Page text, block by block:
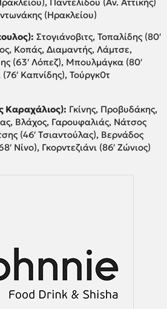
(Ηρακλείου)
Στογιάνοβιτς, Τοπαλίδης (80′
Κοπάς, Διαμαντής, Λάμτσε,
(63′ Λόπεζ), Μπουλμάγκα (80′
Καπνίδης), Τούργκ0τ
Καραχάλιος): Γκίνης, Προβυδάκης,
Βλάχος, Γαρουφαλιάς, Νάτσος
(46′ Tσιαντούλας), Βερνάδος
Νίνο), Γκορντεζιάνι (86′ Ζώνιος)